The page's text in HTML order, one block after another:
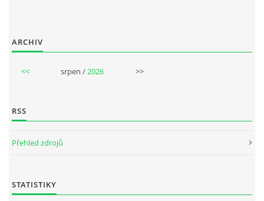
ARCHIV
<< srpen /2026 >>
RSS
Přehled zdrojů
STATISTIKY